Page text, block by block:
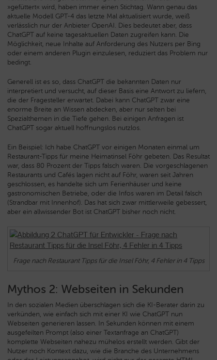
»gefüttert« wird, haben immer einen Stichtag. Wann genau das
aktuelle Modell GPT-4 das letzte Mal aktualisiert wurde, weiß
verlässlich nur der Anbieter OpenAI. Dies bedeutet aber, dass
ChatGPT auf keine tagesaktuellen Daten zugreifen kann. Die
Möglichkeit, neue Inhalte auf Anforderung des Nutzers per Bing
oder einem anderen Plugin einzulesen, reduziert das Problem nur
bedingt.
Generell ist es so, dass ChatGPT die bekannten Daten nur
interpretiert und versucht, auf dieser Basis eine Antwort zu liefern,
die der Fragesteller erwartet. Dabei kann ChatGPT zwar eine
enorme Breite an Wissen abdecken, aber nur selten bei
Spezialthemen in die Tiefe gehen. Bei einigen Anfragen ist
ChatGPT sogar aktuell hoffnungslos nutzlos.
Ein Beispiel: Ich habe ChatGPT vor einigen Monaten einmal um
Restaurant-Tipps für meine Heimatinsel Föhr gebeten. Das Resultat
war, dass 80 Prozent der Tipps falsch waren. Die vorgeschlagenen
Restaurants und Cafés lagen nicht auf Föhr, waren seit Jahren
geschlossen, es handelte sich um Ferienhäuser und keine
gastronomischen Betriebe, oder die Infos waren im Detail falsch
(Strandbar mit Innenhof). Das hat sich zwar mittlerweile gebessert,
aber ein allwissender Bot ist ChatGPT bisher noch nicht.
Frage nach Restaurant Tipps für die Insel Föhr, 4 Fehler in 4 Tipps
Mythos 2: Webseiten in Sekunden
In den sozialen Medien überschlagen sich die KI-Berater darin zu
verkünden, wie einfach sich mit einer KI wie ChatGPT nun
Webseiten generieren lassen. In Sekunden können mit einem
ausgefeilten Prompt (also einer Textanfrage an ChatGPT)
komplette Webseiten nahezu mühelos erstellt werden. Gibt der
Nutzer noch Kontext dazu, wie die Branche des Unternehmens